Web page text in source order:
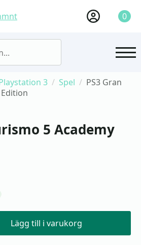
0
3 Spel
PS3 Gran
5 Academy
Lägg till i varukorg